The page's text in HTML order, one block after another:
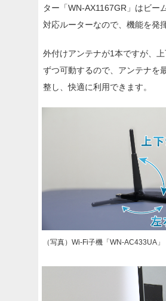
ター「WN-AX1167GR」はビー
対応ルーターなので、機能を発
外付けアンテナが1本ですが、
ずつ可動するので、アンテナを
整し、快適に利用できます。
（写真）Wi-Fi子機「WN-AC433UA」